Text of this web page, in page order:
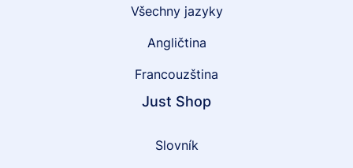
Všechny jazyky
Angličtina
Francouzština
Just Shop
Slovník